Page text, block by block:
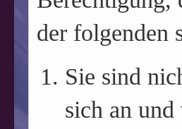
der folgenden
Sie sind
sich an